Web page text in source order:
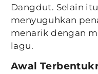
Dangdut. Selain
menyuguhkan
menarik dengan
lagu.
Awal